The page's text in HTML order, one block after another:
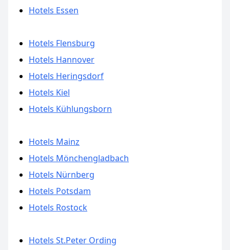
Hotels Essen
Hotels Flensburg
Hotels Hannover
Hotels Heringsdorf
Hotels Kiel
Hotels Kühlungsborn
Hotels Mainz
Hotels Mönchengladbach
Hotels Nürnberg
Hotels Potsdam
Hotels Rostock
Hotels St.Peter Ording